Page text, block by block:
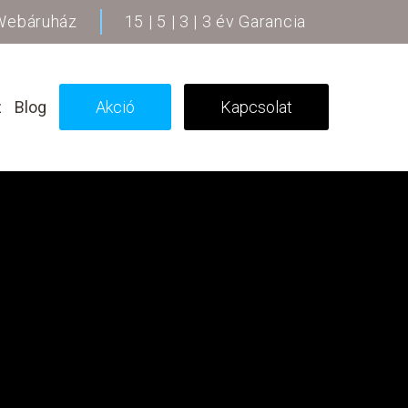
15 | 5 | 3 | 3 év Garancia
Blog Akció Kapcsolat